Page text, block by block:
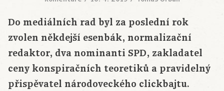
Do mediálních rad byl za poslední rok
zvolen někdejší esenbák, normalizační
redaktor, dva nominanti SPD, zakladatel
ceny konspiračních teoretiků a pravidelný
přispěvatel národoveckého clickbajtu.